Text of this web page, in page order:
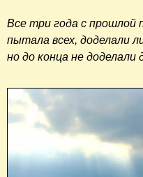
Все три года с прошлой
пытала всех, доделали
но до конца не доделали